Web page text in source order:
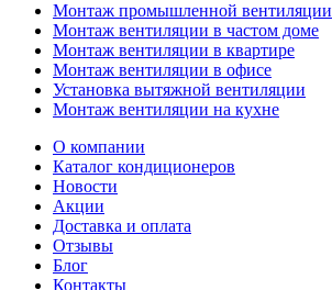
Монтаж промышленной вентиляции
Монтаж вентиляции в частом доме
Монтаж вентиляции в квартире
Монтаж вентиляции в офисе
Установка вытяжной вентиляции
Монтаж вентиляции на кухне
О компании
Каталог кондиционеров
Новости
Акции
Доставка и оплата
Отзывы
Блог
Контакты